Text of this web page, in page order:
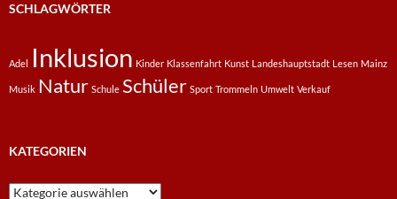
SCHLAGWÖRTER
Adel Inklusion Kinder Klassenfahrt Kunst Landeshauptstadt Lesen Mainz
Musik Natur Schule Schüler Sport Trommeln Umwelt Verkauf
KATEGORIEN
Kategorien